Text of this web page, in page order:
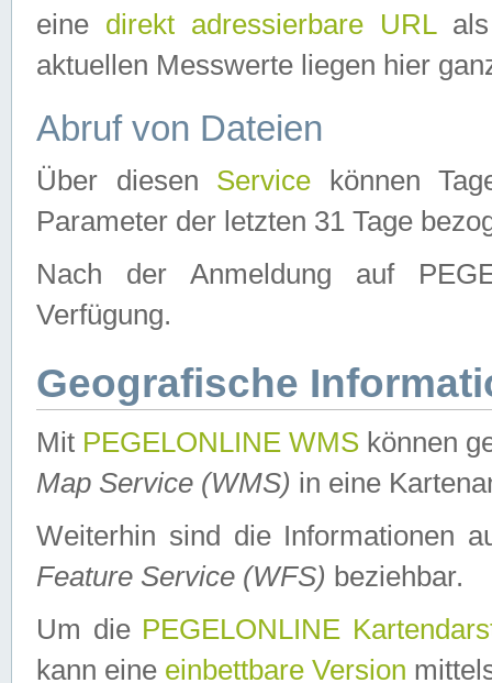
eine direkt adressierbare URLals
aktuellen Messwerte liegen hier
Abruf von Dateien
Über diesen Service können
Parameter der letzten 31 Tage
Nach der Anmeldung auf
Verfügung.
Geografische
Mit PEGELONLINE WMS können
Map Service (WMS) in eine
Weiterhin sind die Informationen
Feature Service (WFS) beziehbar.
Um die PEGELONLINE
kann eine einbettbare Version